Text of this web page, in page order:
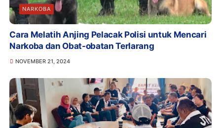
NARKOBA
Cara Melatih Anjing Pelacak Polisi untuk Mencari
Narkoba dan Obat-obatan Terlarang
NOVEMBER 21, 2024